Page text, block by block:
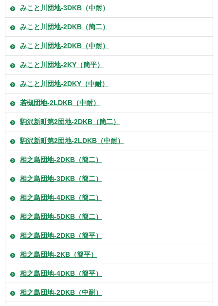
みこと川団地-3DKB（中耐）
みこと川団地-2DKB（簡二）
みこと川団地-2DKB（中耐）
みこと川団地-2KY（簡平）
みこと川団地-2DKY（中耐）
若槻団地-2LDKB（中耐）
駒沢新町第2団地-2DKB（簡二）
駒沢新町第2団地-2LDKB（中耐）
相之島団地-2DKB（簡二）
相之島団地-3DKB（簡二）
相之島団地-4DKB（簡二）
相之島団地-5DKB（簡二）
相之島団地-2DKB（簡平）
相之島団地-2KB（簡平）
相之島団地-4DKB（簡平）
相之島団地-2DKB（中耐）